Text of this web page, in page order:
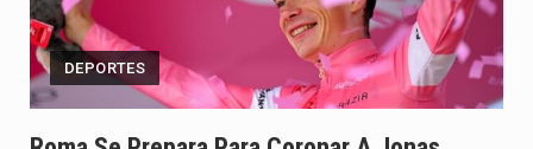
Si eres un trader que prefiere lidiar con condiciones de…
Saber cómo borrar el historial de operaciones en MT4 es…
DEPORTES